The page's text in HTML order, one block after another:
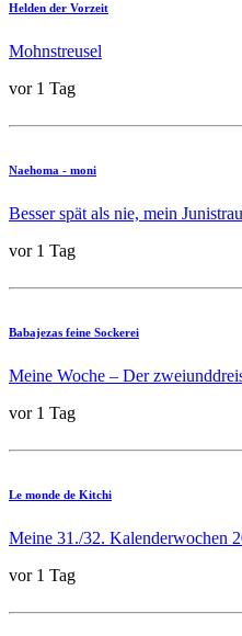
Helden der Vorzeit
Mohnstreusel
vor 1 Tag
Naehoma - moni
Besser spät als nie, mein
vor 1 Tag
Babajezas feine Sockerei
Meine Woche – Der
vor 1 Tag
Le monde de Kitchi
Meine 31./32. Kalenderwochen
vor 1 Tag